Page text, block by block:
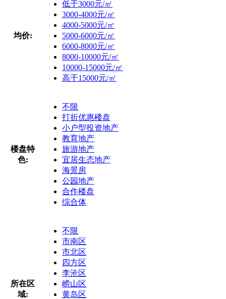
均价:
低于3000元/㎡
3000-4000元/㎡
4000-5000元/㎡
5000-6000元/㎡
6000-8000元/㎡
8000-10000元/㎡
10000-15000元/㎡
高于15000元/㎡
楼盘特
色:
不限
打折优惠楼盘
小户型投资地产
教育地产
旅游地产
宜居生态地产
海景房
公园地产
合作楼盘
综合体
所在区
域:
不限
市南区
市北区
四方区
李沧区
崂山区
黄岛区